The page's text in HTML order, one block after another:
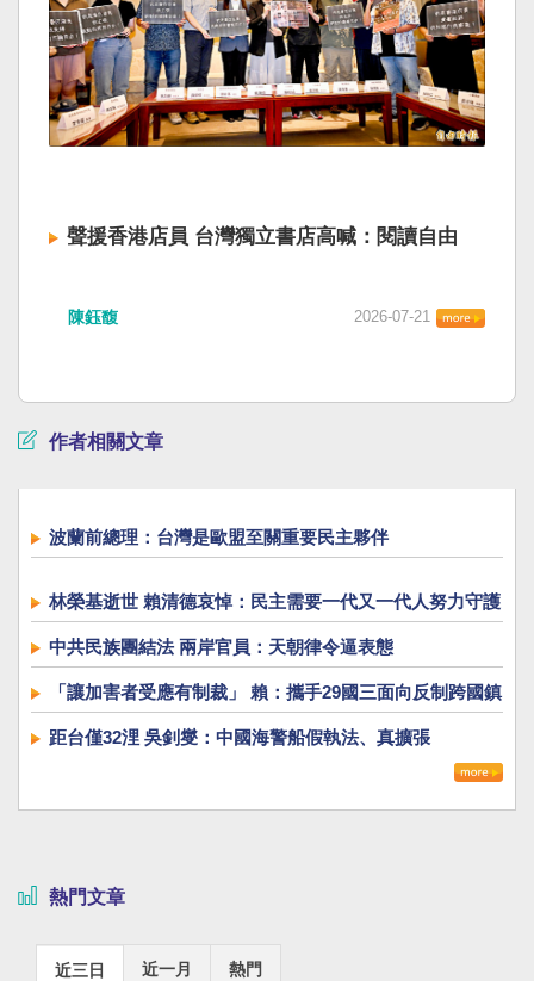
聲援香港店員 台灣獨立書店高喊：閱讀自由
陳鈺馥 2026-07-21
作者相關文章
波蘭前總理：台灣是歐盟至關重要民主夥伴
林榮基逝世 賴清德哀悼：民主需要一代又一代人努力守護
中共民族團結法 兩岸官員：天朝律令逼表態
「讓加害者受應有制裁」 賴：攜手29國三面向反制跨國鎮
壓
距台僅32浬 吳釗燮：中國海警船假執法、真擴張
熱門文章
近三日 近一月 熱門